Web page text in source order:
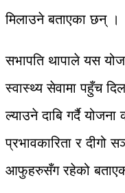
मिलाउने बताएका छन् ।
सभापति थापाले यस
स्वास्थ्य सेवामा पहुँच
ल्याउने दाबि गर्दै योजना
प्रभावकारिता र दीगो
आफुहरुसँग रहेको